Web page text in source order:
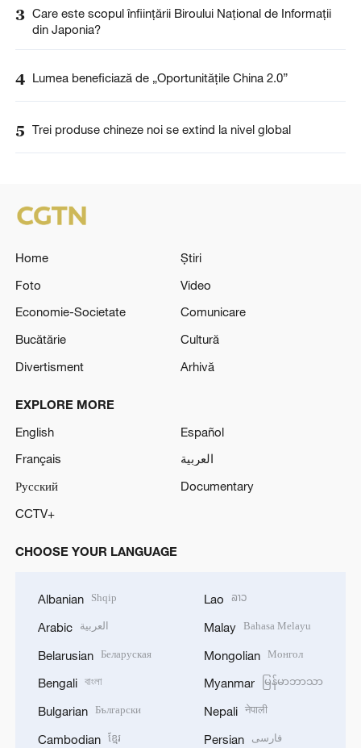
3 Care este scopul înființării Biroului Național de Informații
din Japonia?
4 Lumea beneficiază de „Oportunitățile China 2.0”
5 Trei produse chineze noi se extind la nivel global
Home
Știri
Foto
Video
Economie-Societate
Comunicare
Bucătărie
Cultură
Divertisment
Arhivă
EXPLORE MORE
English
Español
Français
العربية
Русский
Documentary
CCTV+
CHOOSE YOUR LANGUAGE
Albanian Shqip
Arabic العربية
Belarusian Беларуская
Bengali বাংলা
Bulgarian Български
Cambodian ខ្មែរ
Lao ລາວ
Malay Bahasa Melayu
Mongolian Монгол
Myanmar မြန်မာဘာသာ
Nepali नेपाली
Persian فارسی